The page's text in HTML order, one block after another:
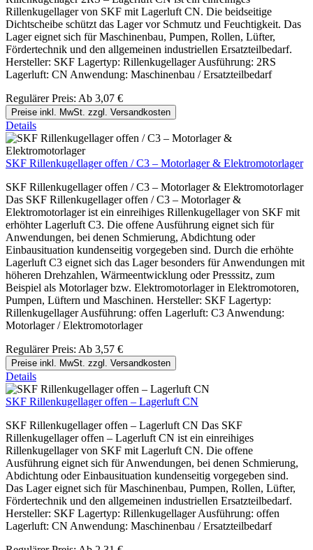
Rillenkugellager von SKF mit Lagerluft CN. Die beidseitige
Dichtscheibe schützt das Lager vor Schmutz und Feuchtigkeit. Das
Lager eignet sich für Maschinenbau, Pumpen, Rollen, Lüfter,
Fördertechnik und den allgemeinen industriellen Ersatzteilbedarf.
Hersteller: SKF Lagertyp: Rillenkugellager Ausführung: 2RS
Lagerluft: CN Anwendung: Maschinenbau / Ersatzteilbedarf
Regulärer Preis: Ab 3,07 €
Preise inkl. MwSt. zzgl. Versandkosten
Details
SKF Rillenkugellager offen / C3 – Motorlager & Elektromotorlager
SKF Rillenkugellager offen / C3 – Motorlager & Elektromotorlager
Das SKF Rillenkugellager offen / C3 – Motorlager &
Elektromotorlager ist ein einreihiges Rillenkugellager von SKF mit
erhöhter Lagerluft C3. Die offene Ausführung eignet sich für
Anwendungen, bei denen Schmierung, Abdichtung oder
Einbausituation kundenseitig vorgegeben sind. Durch die erhöhte
Lagerluft C3 eignet sich das Lager besonders für Anwendungen mit
höheren Drehzahlen, Wärmeentwicklung oder Presssitz, zum
Beispiel als Motorlager bzw. Elektromotorlager in Elektromotoren,
Pumpen, Lüftern und Maschinen. Hersteller: SKF Lagertyp:
Rillenkugellager Ausführung: offen Lagerluft: C3 Anwendung:
Motorlager / Elektromotorlager
Regulärer Preis: Ab 3,57 €
Preise inkl. MwSt. zzgl. Versandkosten
Details
SKF Rillenkugellager offen – Lagerluft CN
SKF Rillenkugellager offen – Lagerluft CN Das SKF
Rillenkugellager offen – Lagerluft CN ist ein einreihiges
Rillenkugellager von SKF mit Lagerluft CN. Die offene
Ausführung eignet sich für Anwendungen, bei denen Schmierung,
Abdichtung oder Einbausituation kundenseitig vorgegeben sind.
Das Lager eignet sich für Maschinenbau, Pumpen, Rollen, Lüfter,
Fördertechnik und den allgemeinen industriellen Ersatzteilbedarf.
Hersteller: SKF Lagertyp: Rillenkugellager Ausführung: offen
Lagerluft: CN Anwendung: Maschinenbau / Ersatzteilbedarf